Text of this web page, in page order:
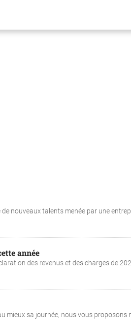
nouveaux talents menée par une
année
des revenus et des charges de
mieux sa journée, nous vous proposons